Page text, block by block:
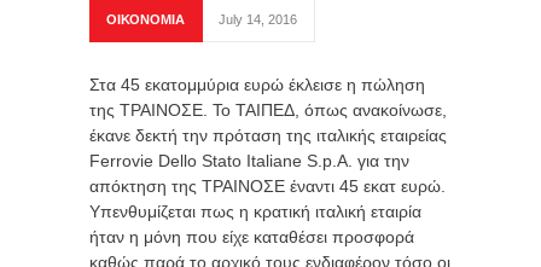
ΟΙΚΟΝΟΜΙΑ July 14, 2016
Στα 45 εκατομμύρια ευρώ έκλεισε η πώληση
της ΤΡΑΙΝΟΣΕ. Το ΤΑΙΠΕΔ, όπως ανακοίνωσε,
έκανε δεκτή την πρόταση της ιταλικής εταιρείας
Ferrovie Dello Stato Italiane S.p.A. για την
απόκτηση της ΤΡΑΙΝΟΣΕ έναντι 45 εκατ ευρώ.
Υπενθυμίζεται πως η κρατική ιταλική εταιρία
ήταν η μόνη που είχε καταθέσει προσφορά
καθώς παρά το αρχικό τους ενδιαφέρον τόσο οι